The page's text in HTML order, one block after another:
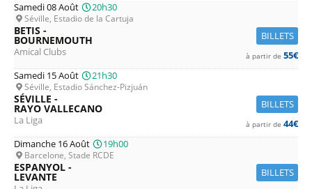
Samedi 08 Août 20h30
Séville, Estadio de la Cartuja
BILLETS
BETIS -
BOURNEMOUTH
Amical Clubs à partir de 55€
Samedi 15 Août
21h30
Séville, Estadio Sánchez-Pizjuán
BILLETS
SÉVILLE -
RAYO VALLECANO
La Liga à partir de 44€
Dimanche 16 Août
19h00
Barcelone, Stade RCDE
BILLETS
ESPANYOL -
LEVANTE